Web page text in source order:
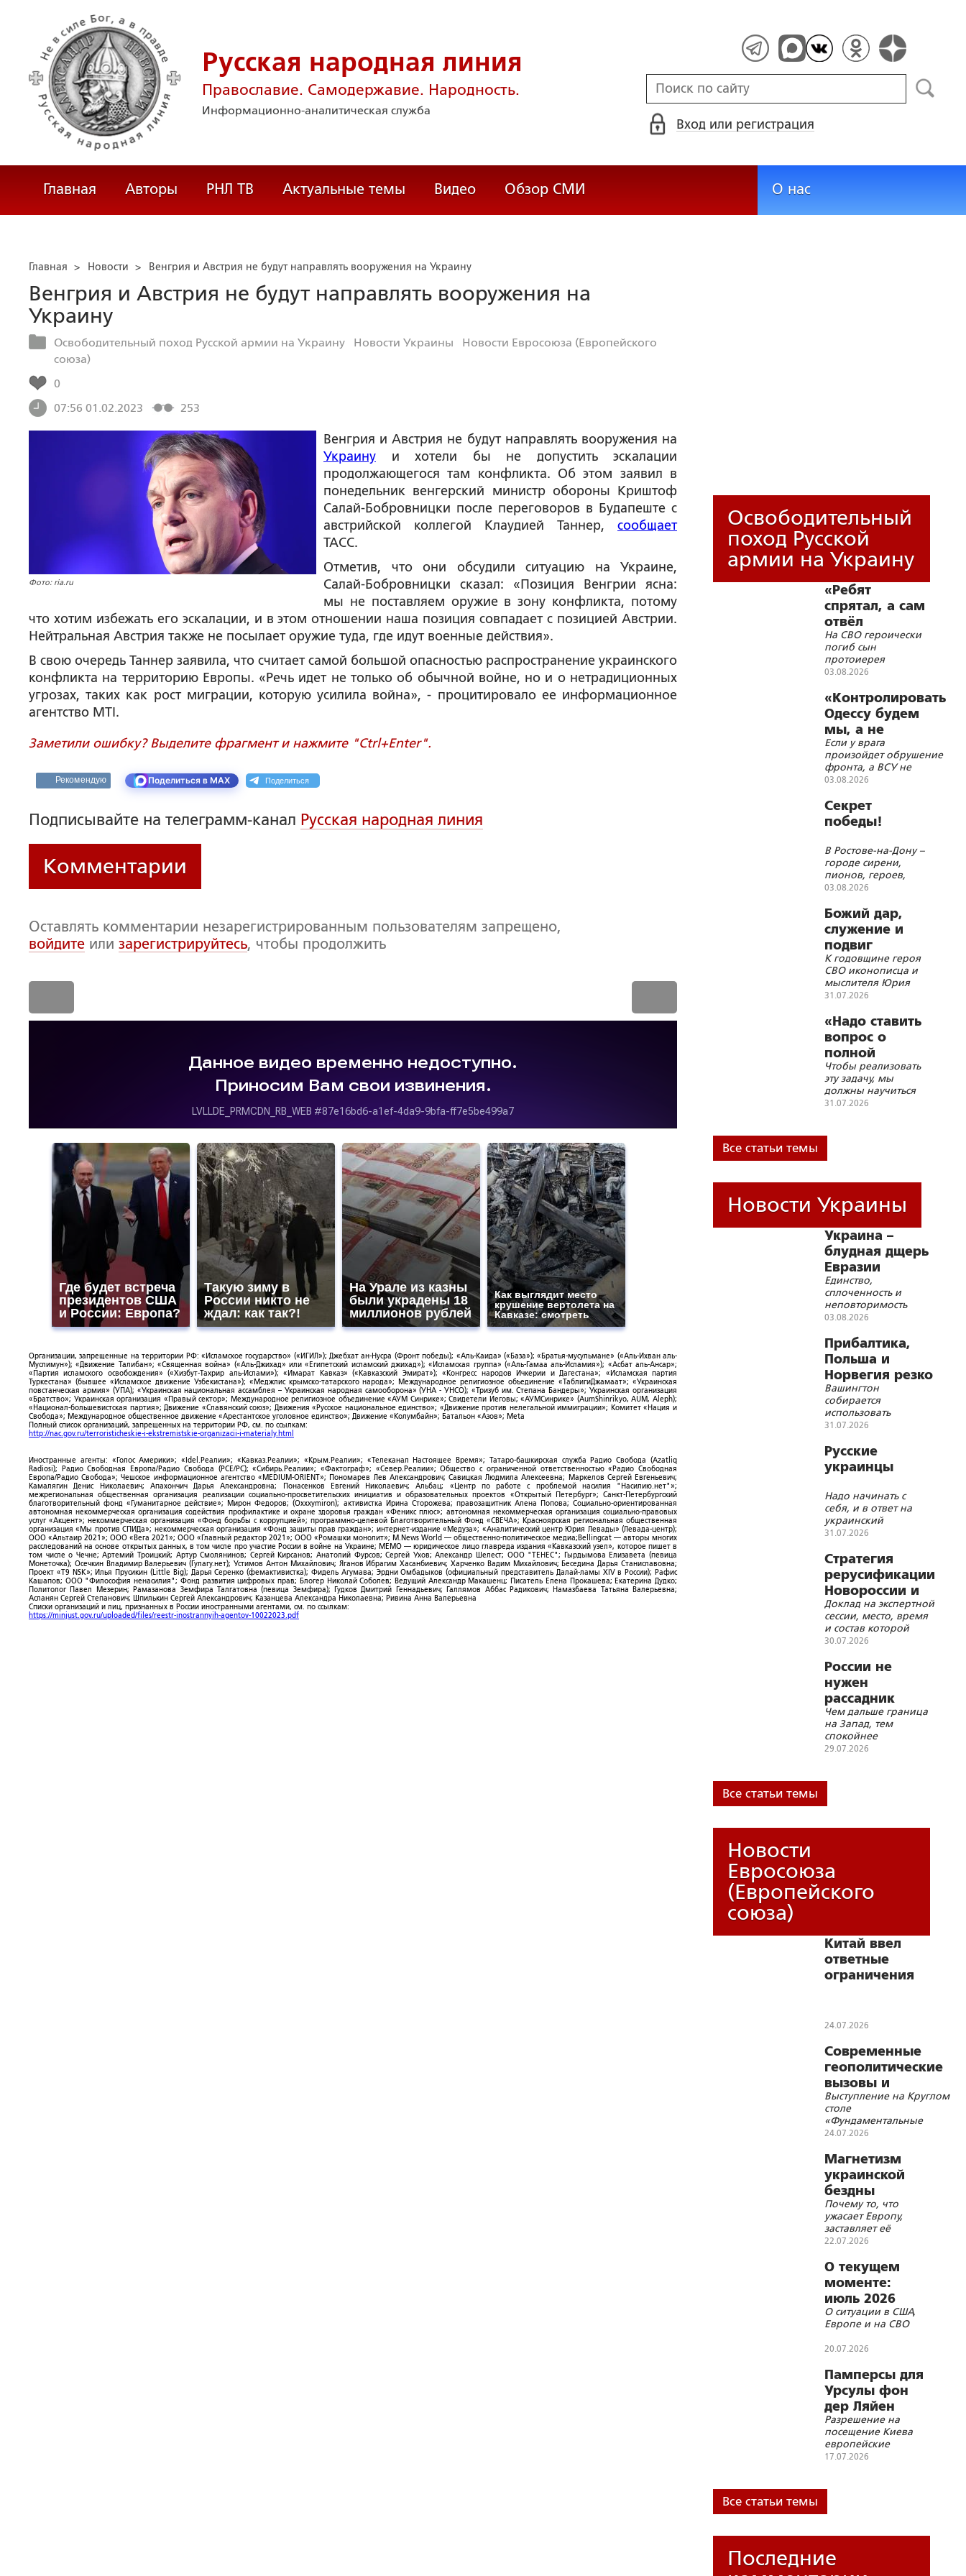
Русская народная линия
Православие. Самодержавие. Народность.
Информационно-аналитическая служба
Вход или регистрация
Главная Авторы РНЛ ТВ Актуальные темы Видео Обзор СМИ О нас
Главная > Новости > Венгрия и Австрия не будут направлять вооружения на Украину
Венгрия и Австрия не будут направлять вооружения на
Украину
Освободительный поход Русской армии на Украину Новости Украины
Новости Евросоюза (Европейского
союза)
0
07:56 01.02.2023
253
Фото: ria.ru
Венгрия и Австрия не будут направлять вооружения на
Украину и хотели бы не допустить эскалации
продолжающегося там конфликта. Об этом заявил в
понедельник венгерский министр обороны Криштоф
Салай-Бобровницки после переговоров в Будапеште с
австрийской коллегой Клаудией Таннер, сообщает
ТАСС.
Отметив, что они обсудили ситуацию на Украине,
Салай-Бобровницки сказал: «Позиция Венгрии ясна:
мы не поставляем оружие в зону конфликта, потому
что хотим избежать его эскалации, и в этом отношении наша позиция совпадает с позицией Австрии.
Нейтральная Австрия также не посылает оружие туда, где идут военные действия».
В свою очередь Таннер заявила, что считает самой большой опасностью распространение украинского
конфликта на территорию Европы. «Речь идет не только об обычной войне, но и о нетрадиционных
угрозах, таких как рост миграции, которую усилила война», - процитировало ее информационное
агентство MTI.
Заметили ошибку? Выделите фрагмент и нажмите "Ctrl+Enter".
Рекомендую Поделиться в MAX Поделиться
Подписывайте на телеграмм-канал Русская народная линия
Комментарии
Оставлять комментарии незарегистрированным пользователям запрещено,
войдите или зарегистрируйтесь, чтобы продолжить
Где будет встреча
президентов США
и России: Европа?
Такую зиму в
России никто не
ждал: как так?!
На Урале из казны
были украдены 18
миллионов рублей
Как выглядит место
крушение вертолета на
Кавказе: смотреть
Организации, запрещенные на территории РФ: «Исламское государство» («ИГИЛ»); Джебхат ан-Нусра (Фронт победы); «Аль-Каида» («База»); «Братья-мусульмане» («Аль-Ихван аль-
Муслимун»); «Движение Талибан»; «Священная война» («Аль-Джихад» или «Египетский исламский джихад»); «Исламская группа» («Аль-Гамаа аль-Исламия»); «Асбат аль-Ансар»;
«Партия исламского освобождения» («Хизбут-Тахрир аль-Ислами»); «Имарат Кавказ» («Кавказский Эмират»); «Конгресс народов Ичкерии и Дагестана»; «Исламская партия
Туркестана» (бывшее «Исламское движение Узбекистана»); «Меджлис крымско-татарского народа»; Международное религиозное объединение «ТаблигиДжамаат»; «Украинская
повстанческая армия» (УПА); «Украинская национальная ассамблея – Украинская народная самооборона» (УНА - УНСО); «Тризуб им. Степана Бандеры»; Украинская организация
«Братство»; Украинская организация «Правый сектор»; Международное религиозное объединение «АУМ Синрике»; Свидетели Иеговы; «АУМСинрике» (AumShinrikyo, AUM, Aleph);
«Национал-большевистская партия»; Движение «Славянский союз»; Движения «Русское национальное единство»; «Движение против нелегальной иммиграции»; Комитет «Нация и
Свобода»; Международное общественное движение «Арестантское уголовное единство»; Движение «Колумбайн»; Батальон «Азов»; Meta
Полный список организаций, запрещенных на территории РФ, см. по ссылкам:
http://nac.gov.ru/terroristicheskie-i-ekstremistskie-organizacii-i-materialy.html
Иностранные агенты: «Голос Америки»; «Idel.Реалии»; «Кавказ.Реалии»; «Крым.Реалии»; «Телеканал Настоящее Время»; Татаро-башкирская служба Радио Свобода (Azatliq
Radiosi); Радио Свободная Европа/Радио Свобода (PCE/PC); «Сибирь.Реалии»; «Фактограф»; «Север.Реалии»; Общество с ограниченной ответственностью «Радио Свободная
Европа/Радио Свобода»; Чешское информационное агентство «MEDIUM-ORIENT»; Пономарев Лев Александрович; Савицкая Людмила Алексеевна; Маркелов Сергей Евгеньевич;
Камалягин Денис Николаевич; Апахончич Дарья Александровна; Понасенков Евгений Николаевич; Альбац; «Центр по работе с проблемой насилия "Насилию.нет"»;
межрегиональная общественная организация реализации социально-просветительских инициатив и образовательных проектов «Открытый Петербург»; Санкт-Петербургский
благотворительный фонд «Гуманитарное действие»; Мирон Федоров; (Oxxxymiron); активистка Ирина Сторожева; правозащитник Алена Попова; Социально-ориентированная
автономная некоммерческая организация содействия профилактике и охране здоровья граждан «Феникс плюс»; автономная некоммерческая организация социально-правовых
услуг «Акцент»; некоммерческая организация «Фонд борьбы с коррупцией»; программно-целевой Благотворительный Фонд «СВЕЧА»; Красноярская региональная общественная
организация «Мы против СПИДа»; некоммерческая организация «Фонд защиты прав граждан»; интернет-издание «Медуза»; «Аналитический центр Юрия Левады» (Левада-центр);
ООО «Альтаир 2021»; ООО «Вега 2021»; ООО «Главный редактор 2021»; ООО «Ромашки монолит»; M.News World — общественно-политическое медиа;Bellingcat — авторы многих
расследований на основе открытых данных, в том числе про участие России в войне на Украине; МЕМО — юридическое лицо главреда издания «Кавказский узел», которое пишет в
том числе о Чечне; Артемий Троицкий; Артур Смолянинов; Сергей Кирсанов; Анатолий Фурсов; Сергей Ухов; Александр Шелест; ООО "ТЕНЕС"; Гырдымова Елизавета (певица
Монеточка); Осечкин Владимир Валерьевич (Гулагу.нет); Устимов Антон Михайлович; Яганов Ибрагим Хасанбиевич; Харченко Вадим Михайлович; Беседина Дарья Станиславовна;
Проект «T9 NSK»; Илья Прусикин (Little Big); Дарья Серенко (фемактивистка); Фидель Агумава; Эрдни Омбадыков (официальный представитель Далай-ламы XIV в России); Рафис
Кашапов; ООО "Философия ненасилия"; Фонд развития цифровых прав; Блогер Николай Соболев; Ведущий Александр Макашенц; Писатель Елена Прокашева; Екатерина Дудко;
Политолог Павел Мезерин; Рамазанова Земфира Талгатовна (певица Земфира); Гудков Дмитрий Геннадьевич; Галлямов Аббас Радикович; Намазбаева Татьяна Валерьевна;
Асланян Сергей Степанович; Шпилькин Сергей Александрович; Казанцева Александра Николаевна; Ривина Анна Валерьевна
Списки организаций и лиц, признанных в России иностранными агентами, см. по ссылкам:
https://minjust.gov.ru/uploaded/files/reestr-inostrannyih-agentov-10022023.pdf
Освободительный
поход Русской
армии на Украину
«Ребят
спрятал, а сам
отвёл
внимание на
себя»
На СВО героически
погиб сын
протоиерея
Александра
03.08.2026
«Контролировать
Одессу будем
мы, а не
Британия»
Если у врага
произойдет обрушение
фронта, а ВСУ не
успеют оборудовать
Днепру или по Збручу,
российские войска
могут продвинуться
будут приниматься
условия капитуляции
03.08.2026
Секрет
победы!
В Ростове-на-Дону –
городе сирени,
пионов, героев,
молитв и красоты
03.08.2026
Божий дар,
служение и
подвиг
К годовщине героя
СВО иконописца и
мыслителя Юрия
Земцова
31.07.2026
«Надо ставить
вопрос о
полной
блокаде
Украины»
Чтобы реализовать
эту задачу, мы
должны научиться
бить дронами по
расстоянии, а по
целям можно
31.07.2026
Все статьи темы
Новости Украины
Украина –
блудная дщерь
Евразии
Единство,
сплоченность и
неповторимость
всех евразийских
условие их
существования и
благополучия в XXI
веке
03.08.2026
Прибалтика,
Польша и
Норвегия резко
ускорили
милитаризацию
Вашингтон
собирается
использовать
европейских
качестве ударного
кулака против России
31.07.2026
Русские
украинцы
Надо начинать с
себя, и в ответ на
украинский
национализм стать
великороссами, а
быть русскими во
всей полноте
31.07.2026
Стратегия
рерусификации
Новороссии и
Малороссии
Доклад на экспертной
сессии, место, время
и состав которой
просили не
30.07.2026
России не
нужен
рассадник
бандеровщины
и реваншизма
Чем дальше граница
на Запад, тем
спокойнее
условному
29.07.2026
Все статьи темы
Новости
Евросоюза
(Европейского
союза)
Китай ввел
ответные
ограничения
России
24.07.2026
Современные
геополитические
вызовы и
цивилизационные
основы Союзного
государства
Выступление на Круглом
столе
«Фундаментальные
основы Союзного
современные
геополитические
вызовы»
24.07.2026
Магнетизм
украинской
бездны
Почему то, что
ужасает Европу,
заставляет её
раздувать пожар
22.07.2026
О текущем
моменте:
июль 2026
года
О ситуации в США,
Европе и на СВО
20.07.2026
Памперсы для
Урсулы фон
дер Ляйен
Разрешение на
посещение Киева
европейские
политики должны
17.07.2026
Все статьи темы
Последние